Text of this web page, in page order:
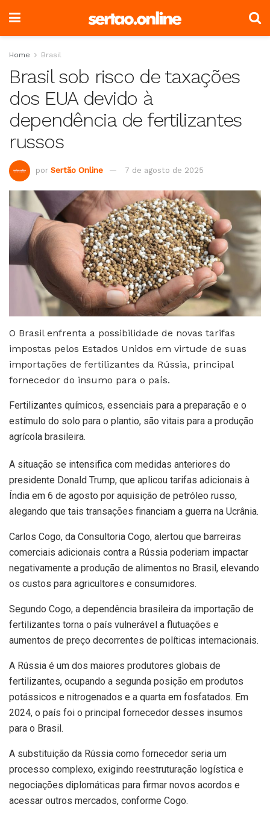
Home Brasil
Brasil sob risco de taxações
dos EUA devido à
dependência de fertilizantes
russos
por Sertão Online 7 de agosto de 2025
O Brasil enfrenta a possibilidade de novas tarifas
impostas pelos Estados Unidos em virtude de suas
importações de fertilizantes da Rússia, principal
fornecedor do insumo para o país.
Fertilizantes químicos, essenciais para a preparação e o
estímulo do solo para o plantio, são vitais para a produção
agrícola brasileira.
A situação se intensifica com medidas anteriores do
presidente Donald Trump, que aplicou tarifas adicionais à
Índia em 6 de agosto por aquisição de petróleo russo,
alegando que tais transações financiam a guerra na Ucrânia.
Carlos Cogo, da Consultoria Cogo, alertou que barreiras
comerciais adicionais contra a Rússia poderiam impactar
negativamente a produção de alimentos no Brasil, elevando
os custos para agricultores e consumidores.
Segundo Cogo, a dependência brasileira da importação de
fertilizantes torna o país vulnerável a flutuações e
aumentos de preço decorrentes de políticas internacionais.
A Rússia é um dos maiores produtores globais de
fertilizantes, ocupando a segunda posição em produtos
potássicos e nitrogenados e a quarta em fosfatados. Em
2024, o país foi o principal fornecedor desses insumos
para o Brasil.
A substituição da Rússia como fornecedor seria um
processo complexo, exigindo reestruturação logística e
negociações diplomáticas para firmar novos acordos e
acessar outros mercados, conforme Cogo.